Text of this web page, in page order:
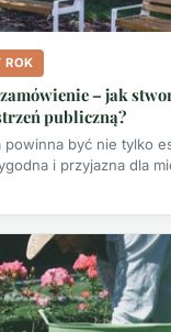
ROK
– jak
publiczną?
powinna być nie tylko
i przyjazna dla